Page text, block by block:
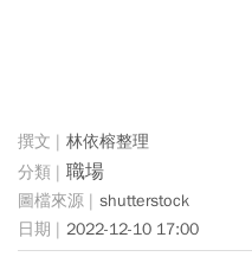
林依榕整理
職場
shutterstock
2022-12-10 17:00